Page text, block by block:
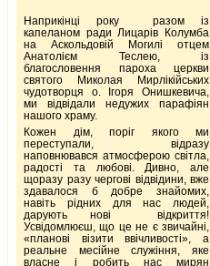
Наприкінці року разом із
капеланом ради Лицарів Колумба
на Аскольдовій Могилі отцем
Анатолієм Теслею, із
благословення пароха церкви
святого Миколая Мирлікійських
чудотворця о. Ігоря Онишкевича,
ми відвідали недужих парафіян
нашого храму.
Кожен дім, поріг якого ми
переступали, відразу
наповнювався атмосферою світла,
радості та любові. Дивно, але
щоразу разу чергові відвідини, вже
здавалося б добре знайомих,
навіть рідних для нас людей,
дарують нові відкриття!
Усвідомлюєш, що це не є звичайні,
«планові візити ввічливості», а
реальне месійне служіння, яке
власне і робить нас мирян